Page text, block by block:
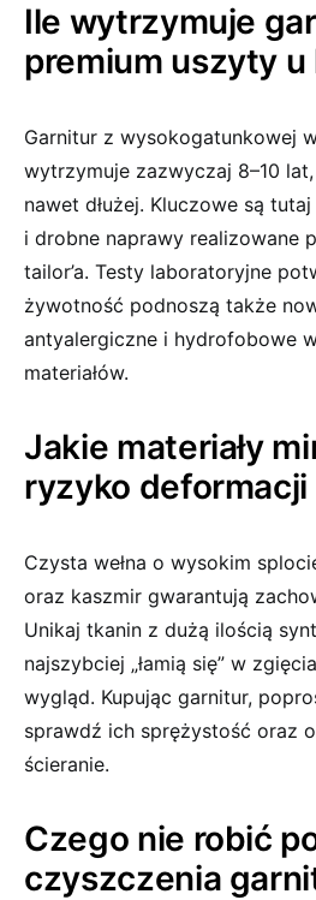
Ile wytrzymuje
premium uszyty u
Garnitur z wysokogatunkowej
wytrzymuje zazwyczaj 8–10
nawet dłużej. Kluczowe są
i drobne naprawy realizowane
tailor’a. Testy laboratoryjne
żywotność podnoszą także
antyalergiczne i hydrofobowe
materiałów.
Jakie materiały
ryzyko deformacji
Czysta wełna o wysokim
oraz kaszmir gwarantują
Unikaj tkanin z dużą ilością
najszybciej „łamią się” w
wygląd. Kupując garnitur,
sprawdź ich sprężystość oraz
ścieranie.
Czego nie robić
czyszczenia